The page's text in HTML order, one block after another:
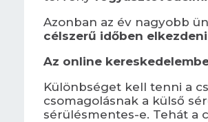
Azonban az év nagyobb
célszerű időben elkezdeni
Az online
Különbséget kell tenni a
csomagolásnak a külső
sérülésmentes-e. Tehát a